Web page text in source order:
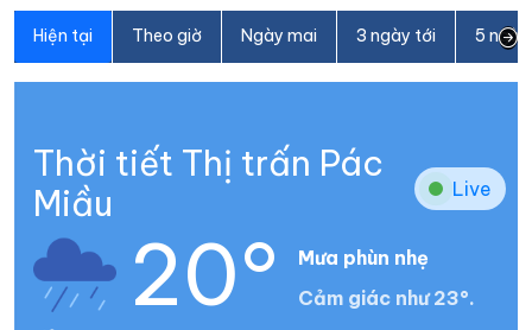
Hiện tại Theo giờ Ngày mai 3 ngày tới 5
Thời tiết Thị trấn Pác
Miầu
Live
20°
Mưa phùn nhẹ
Cảm giác như 23°.